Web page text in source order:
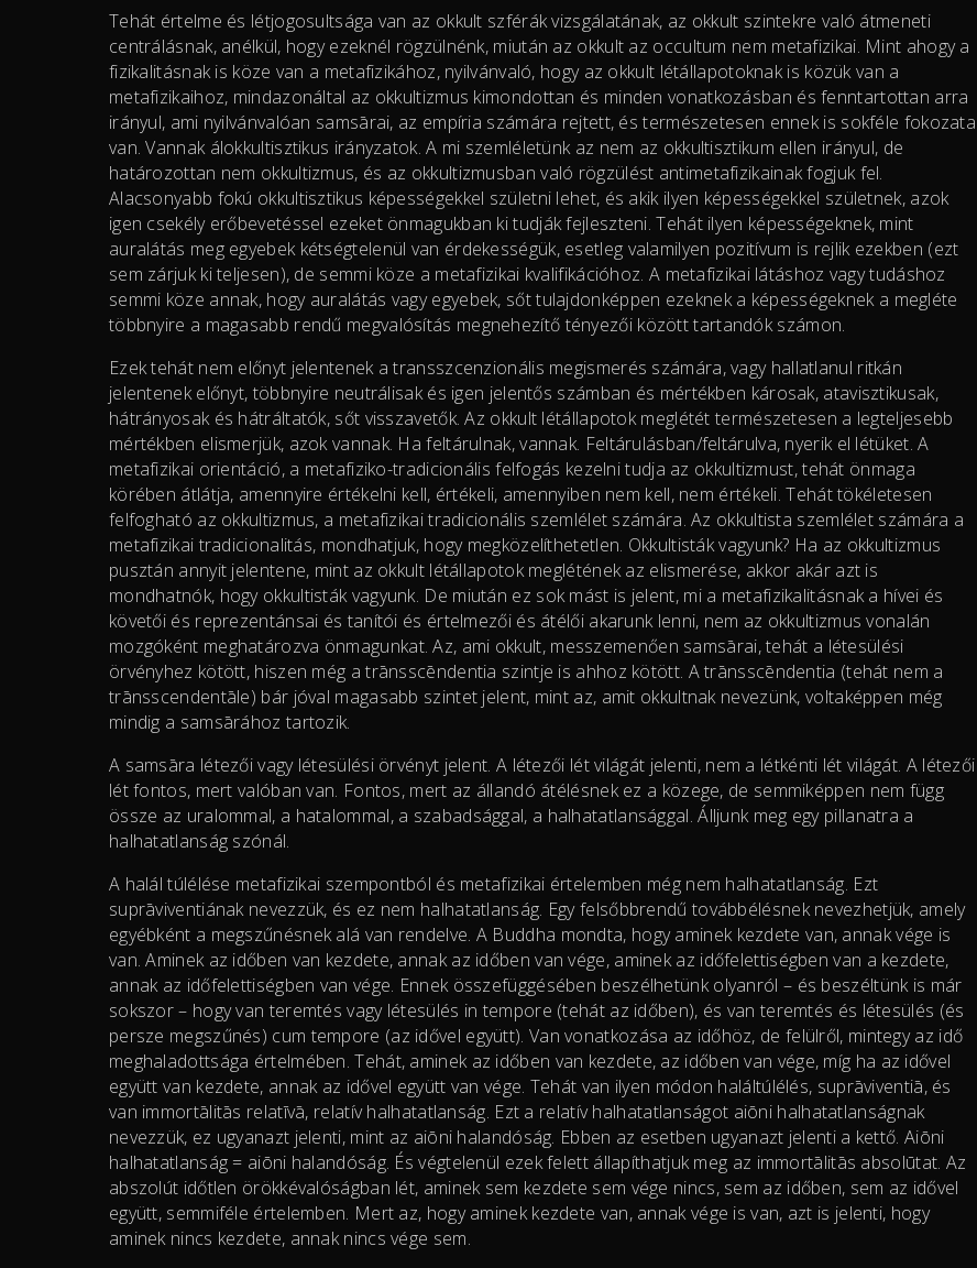
Tehát értelme és létjogosultsága van az okkult szférák vizsgálatának, az okkult szintekre való átmeneti
centrálásnak, anélkül, hogy ezeknél rögzülnénk, miután az okkult az occultum nem metafizikai. Mint ahogy a
fizikalitásnak is köze van a metafizikához, nyilvánvaló, hogy az okkult létállapotoknak is közük van a
metafizikaihoz, mindazonáltal az okkultizmus kimondottan és minden vonatkozásban és fenntartottan arra
irányul, ami nyilvánvalóan samsārai, az empíria számára rejtett, és természetesen ennek is sokféle fokozata
van. Vannak álokkultisztikus irányzatok. A mi szemléletünk az nem az okkultisztikum ellen irányul, de
határozottan nem okkultizmus, és az okkultizmusban való rögzülést antimetafizikainak fogjuk fel.
Alacsonyabb fokú okkultisztikus képességekkel születni lehet, és akik ilyen képességekkel születnek, azok
igen csekély erőbevetéssel ezeket önmagukban ki tudják fejleszteni. Tehát ilyen képességeknek, mint
auralátás meg egyebek kétségtelenül van érdekességük, esetleg valamilyen pozitívum is rejlik ezekben (ezt
sem zárjuk ki teljesen), de semmi köze a metafizikai kvalifikációhoz. A metafizikai látáshoz vagy tudáshoz
semmi köze annak, hogy auralátás vagy egyebek, sőt tulajdonképpen ezeknek a képességeknek a megléte
többnyire a magasabb rendű megvalósítás megnehezítő tényezői között tartandók számon.
Ezek tehát nem előnyt jelentenek a transszcenzionális megismerés számára, vagy hallatlanul ritkán
jelentenek előnyt, többnyire neutrálisak és igen jelentős számban és mértékben károsak, atavisztikusak,
hátrányosak és hátráltatók, sőt visszavetők. Az okkult létállapotok meglétét természetesen a legteljesebb
mértékben elismerjük, azok vannak. Ha feltárulnak, vannak. Feltárulásban/feltárulva, nyerik el létüket. A
metafizikai orientáció, a metafiziko-tradicionális felfogás kezelni tudja az okkultizmust, tehát önmaga
körében átlátja, amennyire értékelni kell, értékeli, amennyiben nem kell, nem értékeli. Tehát tökéletesen
felfogható az okkultizmus, a metafizikai tradicionális szemlélet számára. Az okkultista szemlélet számára a
metafizikai tradicionalitás, mondhatjuk, hogy megközelíthetetlen. Okkultisták vagyunk? Ha az okkultizmus
pusztán annyit jelentene, mint az okkult létállapotok meglétének az elismerése, akkor akár azt is
mondhatnók, hogy okkultisták vagyunk. De miután ez sok mást is jelent, mi a metafizikalitásnak a hívei és
követői és reprezentánsai és tanítói és értelmezői és átélői akarunk lenni, nem az okkultizmus vonalán
mozgóként meghatározva önmagunkat. Az, ami okkult, messzemenően samsārai, tehát a létesülési
örvényhez kötött, hiszen még a trānsscēndentia szintje is ahhoz kötött. A trānsscēndentia (tehát nem a
trānsscendentāle) bár jóval magasabb szintet jelent, mint az, amit okkultnak nevezünk, voltaképpen még
mindig a samsārához tartozik.
A samsāra létezői vagy létesülési örvényt jelent. A létezői lét világát jelenti, nem a létkénti lét világát. A létezői
lét fontos, mert valóban van. Fontos, mert az állandó átélésnek ez a közege, de semmiképpen nem függ
össze az uralommal, a hatalommal, a szabadsággal, a halhatatlansággal. Álljunk meg egy pillanatra a
halhatatlanság szónál.
A halál túlélése metafizikai szempontból és metafizikai értelemben még nem halhatatlanság. Ezt
suprāviventiának nevezzük, és ez nem halhatatlanság. Egy felsőbbrendű továbbélésnek nevezhetjük, amely
egyébként a megszűnésnek alá van rendelve. A Buddha mondta, hogy aminek kezdete van, annak vége is
van. Aminek az időben van kezdete, annak az időben van vége, aminek az időfelettiségben van a kezdete,
annak az időfelettiségben van vége. Ennek összefüggésében beszélhetünk olyanról – és beszéltünk is már
sokszor – hogy van teremtés vagy létesülés in tempore (tehát az időben), és van teremtés és létesülés (és
persze megszűnés) cum tempore (az idővel együtt). Van vonatkozása az időhöz, de felülről, mintegy az idő
meghaladottsága értelmében. Tehát, aminek az időben van kezdete, az időben van vége, míg ha az idővel
együtt van kezdete, annak az idővel együtt van vége. Tehát van ilyen módon haláltúlélés, suprāviventiā, és
van immortālitās relatīvā, relatív halhatatlanság. Ezt a relatív halhatatlanságot aiōni halhatatlanságnak
nevezzük, ez ugyanazt jelenti, mint az aiōni halandóság. Ebben az esetben ugyanazt jelenti a kettő. Aiōni
halhatatlanság = aiōni halandóság. És végtelenül ezek felett állapíthatjuk meg az immortālitās absolūtat. Az
abszolút időtlen örökkévalóságban lét, aminek sem kezdete sem vége nincs, sem az időben, sem az idővel
együtt, semmiféle értelemben. Mert az, hogy aminek kezdete van, annak vége is van, azt is jelenti, hogy
aminek nincs kezdete, annak nincs vége sem.